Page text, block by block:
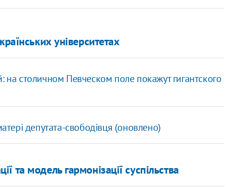
університетах
столичном Певческом поле покажут гигантского
депутата-свободівця (оновлено)
та модель гармонізації суспільства